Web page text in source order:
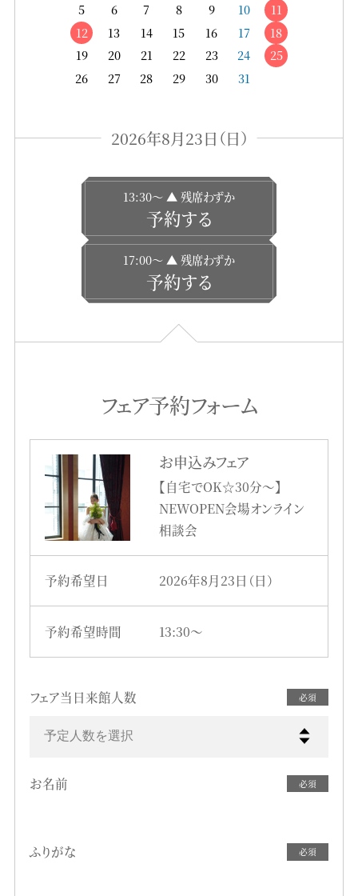
5
6 7 8 9 10
11
12
13 14 15 16 17
18
19
20 21 22 23 24
25
26
27 28 29 30 31
2026年8月23日（日）
13:30〜 ▲ 残席わずか
予約する
17:00〜 ▲ 残席わずか
予約する
フェア予約フォーム
お申込みフェア
【自宅でOK☆30分～】
NEWOPEN会場オンライン
相談会
予約希望日 2026年8月23日（日）
予約希望時間 13:30〜
フェア当日来館人数 必須
予定人数を選択
お名前 必須
ふりがな 必須